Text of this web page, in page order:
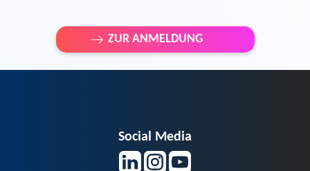
ZUR ANMELDUNG
Social Media